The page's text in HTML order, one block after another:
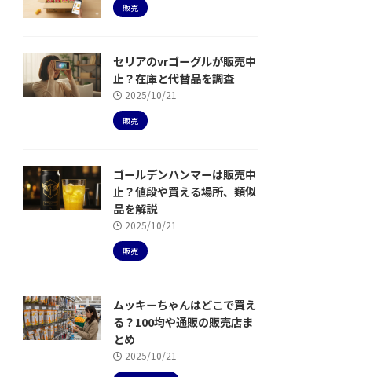
販売
セリアのvrゴーグルが販売中
止？在庫と代替品を調査
2025/10/21
販売
ゴールデンハンマーは販売中
止？値段や買える場所、類似
品を解説
2025/10/21
販売
ムッキーちゃんはどこで買え
る？100均や通販の販売店ま
とめ
2025/10/21